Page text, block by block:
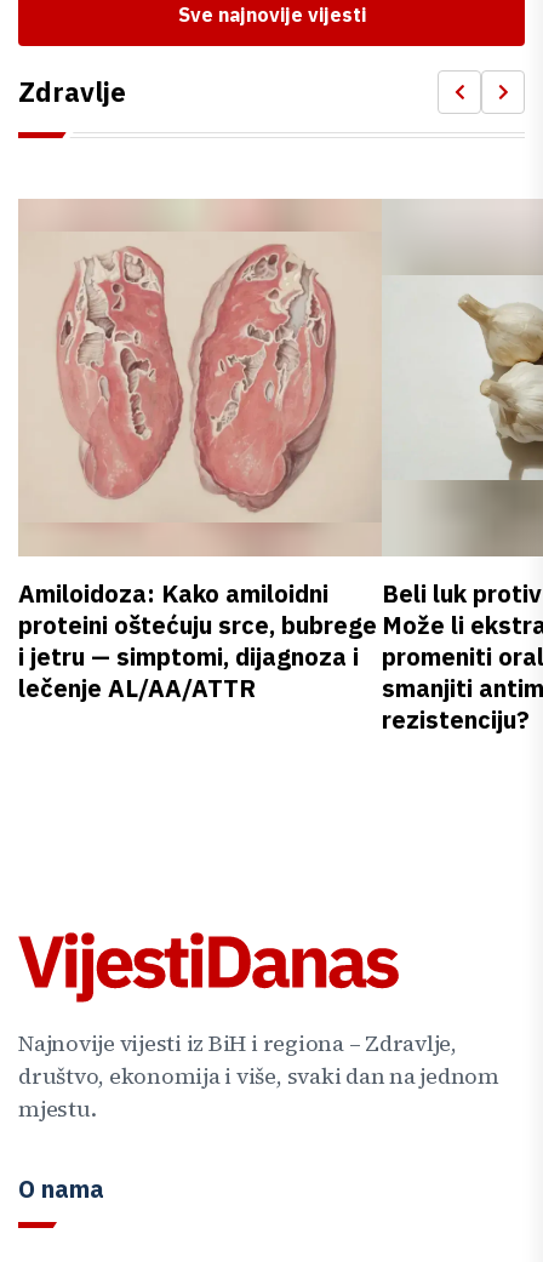
Sve najnovije vijesti
Zdravlje
Amiloidoza: Kako amiloidni
proteini oštećuju srce, bubrege
i jetru — simptomi, dijagnoza i
lečenje AL/AA/ATTR
Beli luk
Može li
promeniti
smanjiti
rezistenciju?
Najnovije vijesti iz BiH i regiona – Zdravlje,
društvo, ekonomija i više, svaki dan na jednom
mjestu.
O nama